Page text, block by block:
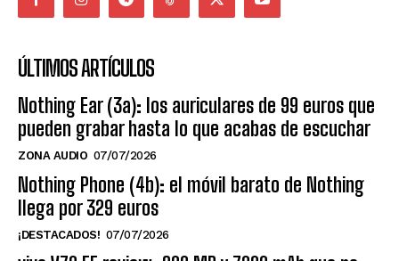
ÚLTIMOS ARTÍCULOS
Nothing Ear (3a): los auriculares de 99 euros que
pueden grabar hasta lo que acabas de escuchar
ZONA AUDIO 07/07/2026
Nothing Phone (4b): el móvil barato de Nothing
llega por 329 euros
¡DESTACADOS! 07/07/2026